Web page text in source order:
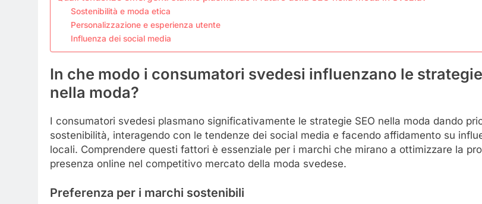
Sostenibilità e moda etica
Personalizzazione e esperienza utente
Influenza dei social media
In che modo i consumatori svedesi influenzano le strategie
nella moda?
I consumatori svedesi plasmano significativamente le strategie SEO nella moda dando
sostenibilità, interagendo con le tendenze dei social media e facendo affidamento su
locali. Comprendere questi fattori è essenziale per i marchi che mirano a ottimizzare la
presenza online nel competitivo mercato della moda svedese.
Preferenza per i marchi sostenibili